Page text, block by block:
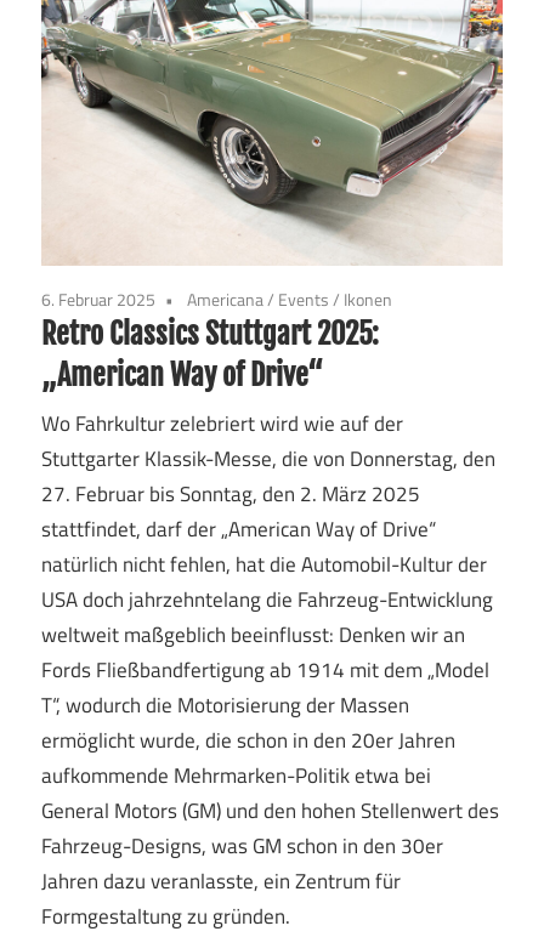
6. Februar 2025 Americana/ Events/ Ikonen
Retro Classics Stuttgart 2025:
„American Way of Drive“
Wo Fahrkultur zelebriert wird wie auf der
Stuttgarter Klassik-Messe, die von Donnerstag, den
27. Februar bis Sonntag, den 2. März 2025
stattfindet, darf der „American Way of Drive“
natürlich nicht fehlen, hat die Automobil-Kultur der
USA doch jahrzehntelang die Fahrzeug-Entwicklung
weltweit maßgeblich beeinflusst: Denken wir an
Fords Fließbandfertigung ab 1914 mit dem „Model
T“, wodurch die Motorisierung der Massen
ermöglicht wurde, die schon in den 20er Jahren
aufkommende Mehrmarken-Politik etwa bei
General Motors (GM) und den hohen Stellenwert des
Fahrzeug-Designs, was GM schon in den 30er
Jahren dazu veranlasste, ein Zentrum für
Formgestaltung zu gründen.